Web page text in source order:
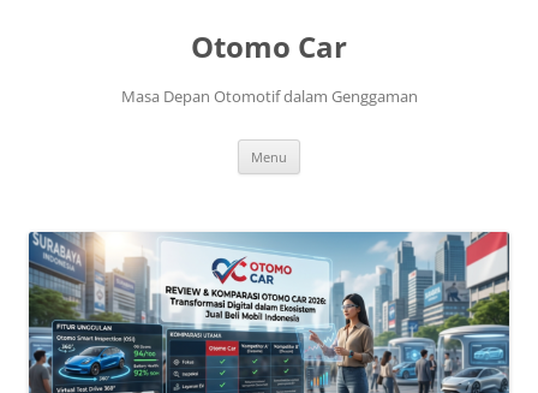
Otomo Car
Masa Depan Otomotif dalam Genggaman
Menu